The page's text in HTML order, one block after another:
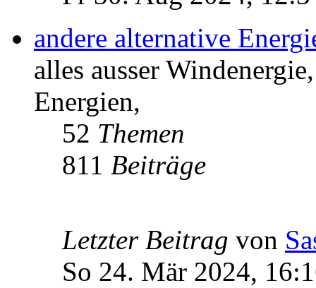
andere alternative
alles ausser
Energien,
52 Themen
811 Beiträge
Letzter Beitrag von
So 24. Mär 2024,